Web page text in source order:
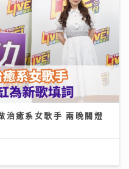
治癒系女歌手 兩晚關燈